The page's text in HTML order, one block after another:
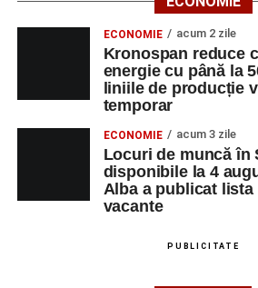
ECONOMIE acum 2 zile
Kronospan reduce
energie cu până la
liniile de producție
temporar
ECONOMIE acum 3 zile
Locuri de muncă în
disponibile la 4
Alba a publicat
vacante
PUBLICITATE